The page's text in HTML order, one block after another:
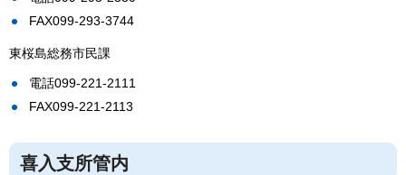
FAX099-293-3744
東桜島総務市民課
電話099-221-2111
FAX099-221-2113
喜入支所管内